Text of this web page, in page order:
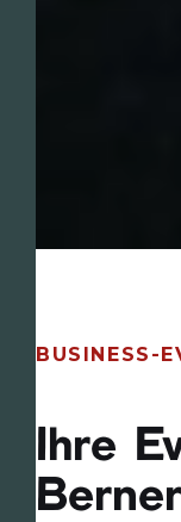
BUSINESS-
Ihre